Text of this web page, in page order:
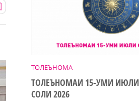
ТОЛЕЪНОМА
ТОЛЕЪНОМАИ 15-УМИ ИЮЛИ
СОЛИ 2026